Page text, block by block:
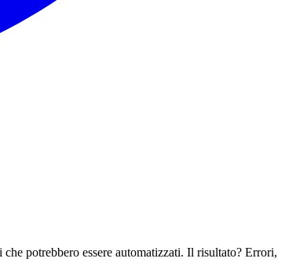
potrebbero essere automatizzati. Il risultato? Errori,